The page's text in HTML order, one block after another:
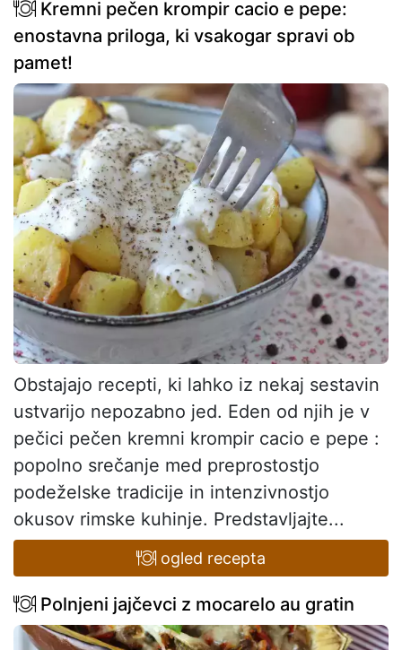
Kremni pečen krompir cacio e pepe:
enostavna priloga, ki vsakogar spravi ob
pamet!
Obstajajo recepti, ki lahko iz nekaj sestavin
ustvarijo nepozabno jed. Eden od njih je v
pečici pečen kremni krompir cacio e pepe :
popolno srečanje med preprostostjo
podeželske tradicije in intenzivnostjo
okusov rimske kuhinje. Predstavljajte...
ogled recepta
Polnjeni jajčevci z mocarelo au gratin